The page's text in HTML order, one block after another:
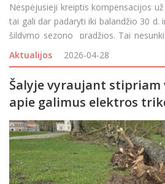
Nespėjusieji kreiptis kompensacijos
tai gali dar padaryti iki balandžio 30 d.
šildymo sezono pradžios. Tai
prašymą elektroniniu būdu arba
Gyventojams dėl būst
Aktualijos 2026-04-28
Šalyje vyraujant stipriam
apie galimus elektros